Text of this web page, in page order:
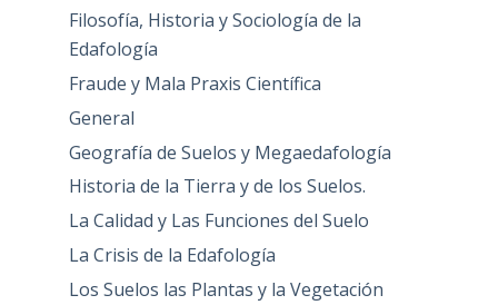
Filosofía, Historia y Sociología de la
Edafología
Fraude y Mala Praxis Científica
General
Geografía de Suelos y Megaedafología
Historia de la Tierra y de los Suelos.
La Calidad y Las Funciones del Suelo
La Crisis de la Edafología
Los Suelos las Plantas y la Vegetación